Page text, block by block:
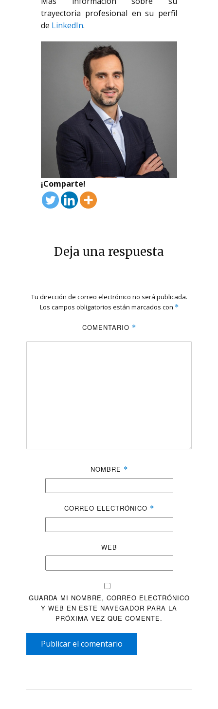
trayectoria profesional en su perfil
de LinkedIn.
¡Comparte!
Deja una respuesta
Tu dirección de correo electrónico no será publicada.
Los campos obligatorios están marcados con *
COMENTARIO *
NOMBRE *
CORREO ELECTRÓNICO *
WEB
GUARDA MI NOMBRE, CORREO ELECTRÓNICO
Y WEB EN ESTE NAVEGADOR PARA LA
PRÓXIMA VEZ QUE COMENTE.
Publicar el comentario